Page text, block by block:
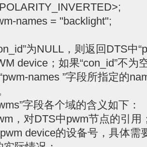
= "backlight";
为NULL，则返回DTS中
device；如果“con_id”不为
names ”字段所指定的
字段各个域的含义如下：
，对DTS中pwm节点的引用
device的设备号，具体需